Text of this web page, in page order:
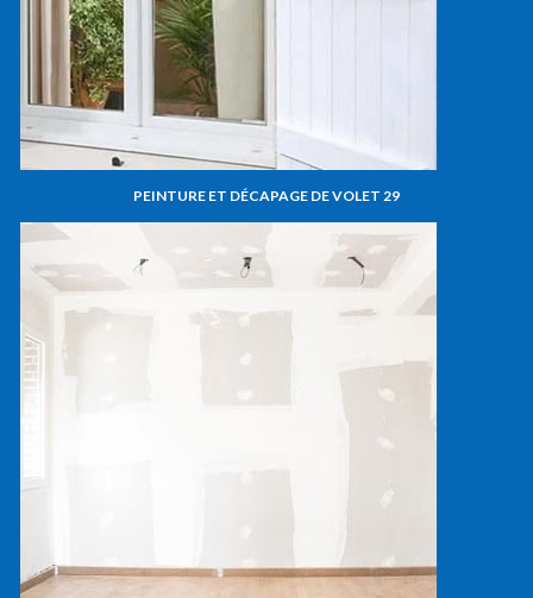
PEINTURE ET DÉCAPAGE DE VOLET 29